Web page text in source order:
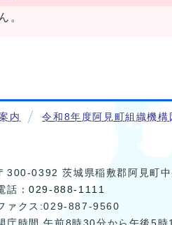
。
内 令和8年度阿見町組織機構
300-0392 茨城県稲敷郡阿見町
話：029-888-1111
ァクス:029-887-9560